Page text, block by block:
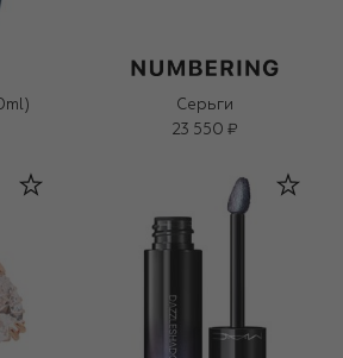
Серьги
23 550 ₽